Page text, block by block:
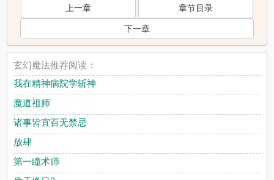
上一章 章节目录
下一章
玄幻魔法推荐阅读：
我在精神病院学斩神
魔道祖师
诸事皆宜百无禁忌
放肆
第一瞳术师